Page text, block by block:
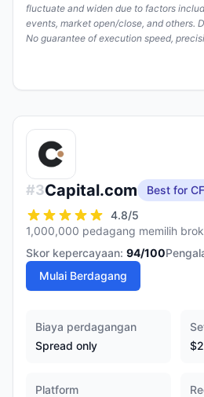
fluctuate and widen due to factors
events, market open/close, and others.
No guarantee of execution speed,
#3Capital.com
Best for
4.8/5
1,000,000 pedagang memilih
Skor kepercayaan: 94/100
Mulai Berdagang
Biaya perdagangan
Spread only
Platform